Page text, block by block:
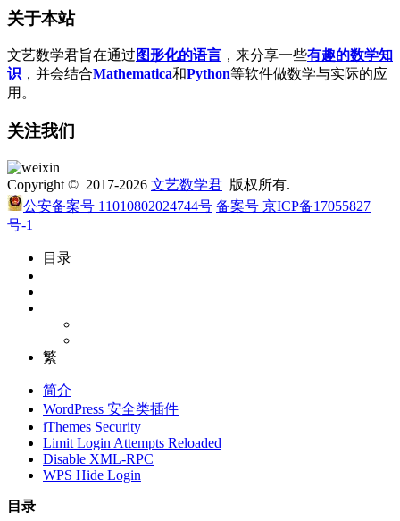
关于本站
文艺数学君旨在通过 图形化的语言 ，来分享一些有趣的数学知
识 ，并会结合Mathematica和Python等软件做数学与实际的应
用。
关注我们
Copyright © 2017-2026 文艺数学君 版权所有.
公安备案号 11010802024744号 备案号 京ICP备17055827
号-1
目录
繁
简介
WordPress 安全类插件
iThemes Security
Limit Login Attempts Reloaded
Disable XML-RPC
WPS Hide Login
目录